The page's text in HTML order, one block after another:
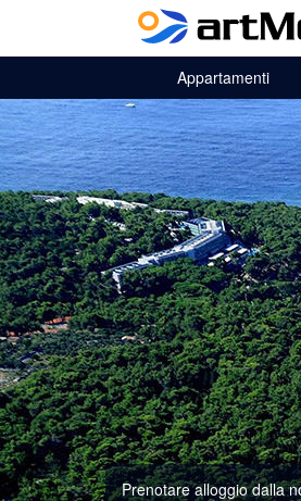
Appartamenti
Prenotare alloggio dalla